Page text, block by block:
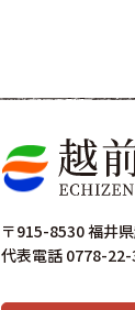
〒915-8530 福井
代表電話 0778-